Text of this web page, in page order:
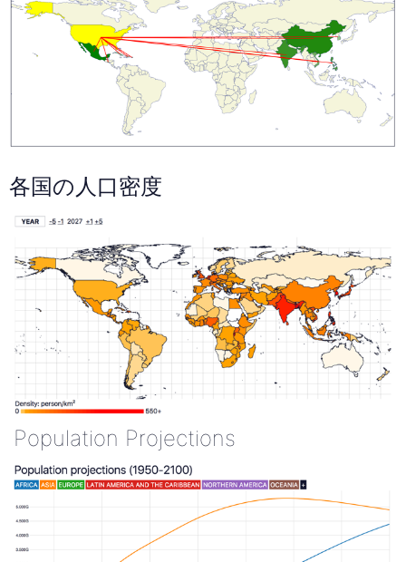
各国の人口密度
Population Projections